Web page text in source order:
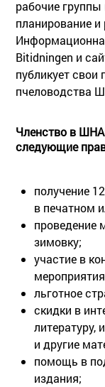
рабочие
планирование
Bitidningen и
публикует
пчеловодства
Членство в
следующие
получение
в печатном
проведение
зимовку;
участие в
льготное
скидки в
литературу,
и другие
помощь в
издания;